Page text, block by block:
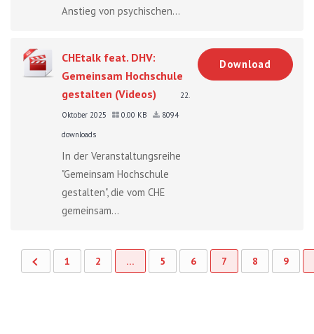
Anstieg von psychischen...
CHEtalk feat. DHV:
Gemeinsam Hochschule
gestalten (Videos)
22.
Oktober 2025
0.00 KB
8094
downloads
In der Veranstaltungsreihe
"Gemeinsam Hochschule
gestalten", die vom CHE
gemeinsam...
Download
1 2 … 5 6 7 8 9